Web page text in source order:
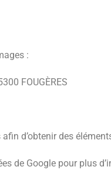
:
FOUGÈRES
d’obtenir des
de Google pour plus